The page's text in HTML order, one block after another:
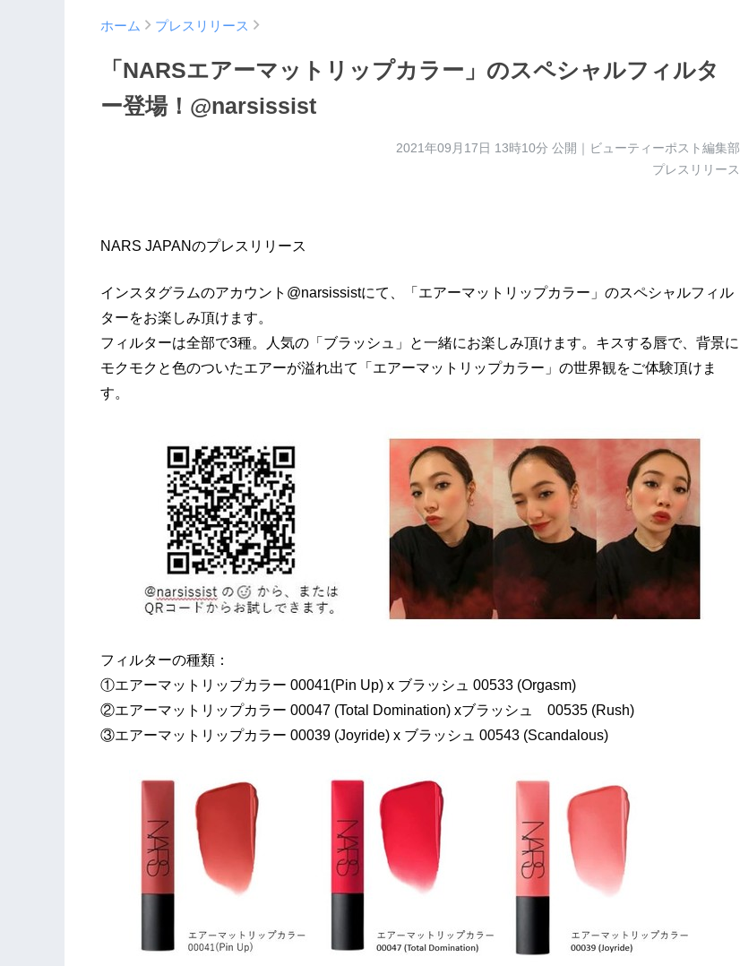
ホーム プレスリリース
「NARSエアーマットリップカラー」のスペシャルフィルタ
ー登場！@narsissist
2021年09月17日 13時10分 公開｜ビューティーポスト編集部
プレスリリース
NARS JAPANのプレスリリース
インスタグラムのアカウント@narsissistにて、「エアーマットリップカラー」のスペシャルフィル
ターをお楽しみ頂けます。
フィルターは全部で3種。人気の「ブラッシュ」と一緒にお楽しみ頂けます。キスする唇で、背景に
モクモクと色のついたエアーが溢れ出て「エアーマットリップカラー」の世界観をご体験頂けま
す。
フィルターの種類：
①エアーマットリップカラー 00041(Pin Up) x ブラッシュ 00533 (Orgasm)
②エアーマットリップカラー 00047 (Total Domination) xブラッシュ 00535 (Rush)
③エアーマットリップカラー 00039 (Joyride) x ブラッシュ 00543 (Scandalous)